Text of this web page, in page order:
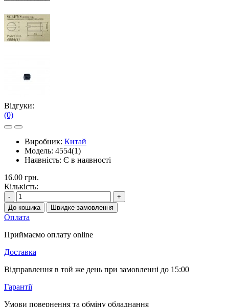
Відгуки:
(0)
Виробник: Китай
Модель: 4554(1)
Наявність: Є в наявності
16.00 грн.
Кількість:
-
+
До кошика
Швидке замовлення
Оплата
Приймаємо оплату online
Доставка
Відправлення в той же день при замовленні до 15:00
Гарантії
Умови повернення та обміну обладнання